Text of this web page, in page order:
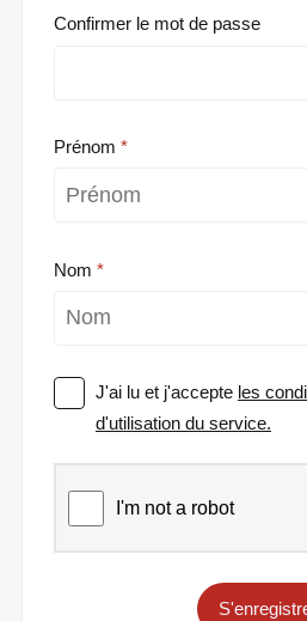
Confirmer le mot de passe
Prénom
Nom
J'ai lu et j'accepte les
d'utilisation du service.